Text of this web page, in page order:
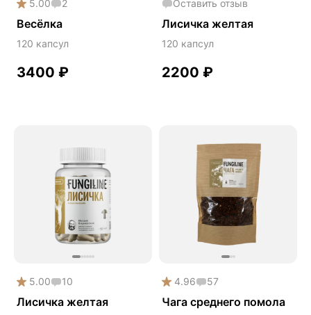
5.00 2
Весёлка
120 капсул
3400 ₽
Оставить отзыв
Лисичка желтая
120 капсул
2200 ₽
5.00 10
Лисичка желтая
4.96 57
Чага среднего помола